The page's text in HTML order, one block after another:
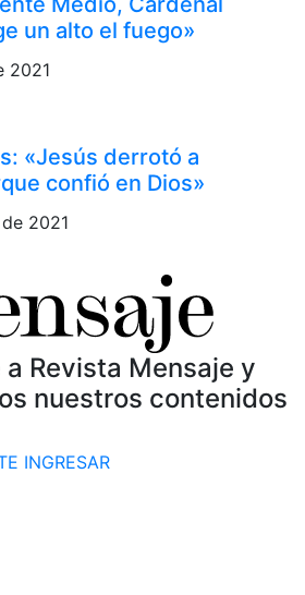
un alto el fuego»
2021
«Jesús derrotó a
confió en Dios»
2021
Revista Mensaje y
nuestros contenidos
INGRESAR